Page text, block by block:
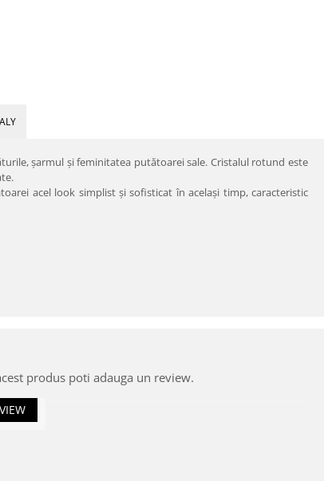
şarmul şi feminitatea putătoarei sale. Cristalul rotund este
acel look simplist şi sofisticat în acelaşi timp, caracteristic
produs poti adauga un review.